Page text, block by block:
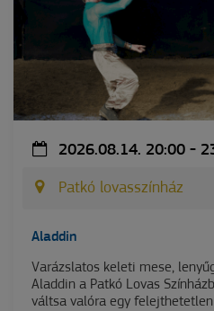
2026.08.14. 20:00 -
Patkó lovasszínház
Aladdin
Varázslatos keleti mese,
Aladdin a Patkó Lovas
váltsa valóra egy